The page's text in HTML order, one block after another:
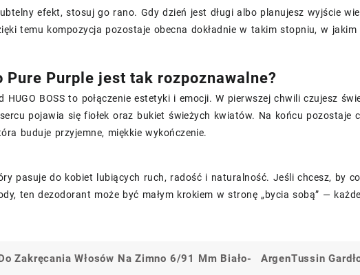
efekt, stosuj go rano. Gdy dzień jest długi albo planujesz wyjście
temu kompozycja pozostaje obecna dokładnie w takim stopniu, w jakim
Pure Purple jest tak rozpoznawalne?
HUGO BOSS to połączenie estetyki i emocji. W pierwszej chwili czujesz
pojawia się fiołek oraz bukiet świeżych kwiatów. Na końcu pozostaje
buduje przyjemne, miękkie wykończenie.
pasuje do kobiet lubiących ruch, radość i naturalność. Jeśli chcesz, by
ten dezodorant może być małym krokiem w stronę „bycia sobą” —
Zakręcania Włosów Na Zimno 6/91 Mm Biało-
ArgenTussin